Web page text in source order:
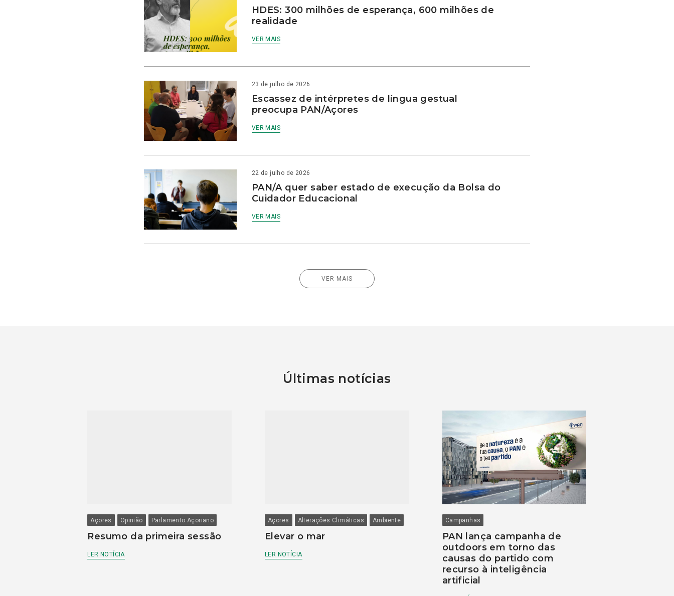
HDES: 300 milhões de esperança, 600 milhões de
realidade
VER MAIS
23 de julho de 2026
Escassez de intérpretes de língua gestual
preocupa PAN/Açores
VER MAIS
22 de julho de 2026
PAN/A quer saber estado de execução da Bolsa do
Cuidador Educacional
VER MAIS
VER MAIS
Últimas notícias
Açores Opinião Parlamento Açoriano
Resumo da primeira sessão
LER NOTÍCIA
Açores Alterações Climáticas Ambiente
Elevar o mar
LER NOTÍCIA
Campanhas
PAN lança campanha de
outdoors em torno das
causas do partido com
recurso à inteligência
artificial